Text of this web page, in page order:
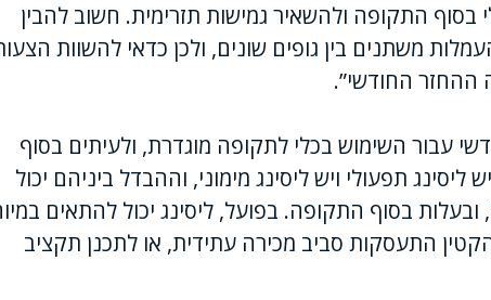
התקופה ולהשאיר גמישות תזרימית. חשוב להבין
משתנים בין גופים שונים, ולכן כדאי להשוות
ההחזר החודשי”.
עבור השימוש בכלי לתקופה מוגדרת, ולעיתים בסוף
תפעולי ויש ליסינג מימוני, וההבדל ביניהם יכול
בסוף התקופה. בפועל, ליסינג יכול להתאים
התעסקות סביב מכירה עתידית, או לתכנן תקציב